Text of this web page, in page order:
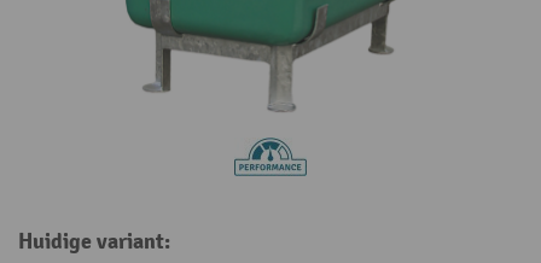
Huidige variant: